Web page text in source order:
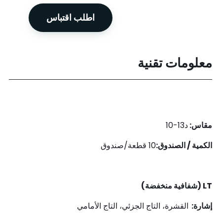
اطلب اقتباس
معلومات تقنية
مقاس:د13-10
الكمية / الصندوق:10 قطعة/صندوق
LT (شفافية منخفضة)
إشارة: القشرة، التاج الجزئي، التاج الأمامي